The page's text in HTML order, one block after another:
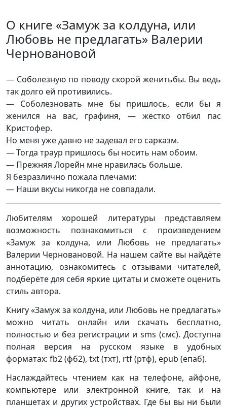
О книге «Замуж за колдуна, или
Любовь не предлагать» Валерии
Черновановой
— Соболезную по поводу скорой женитьбы. Вы ведь
так долго ей противились.
— Соболезновать мне бы пришлось, если бы я
женился на вас, графиня, — жёстко отбил пас
Кристофер.
Но меня уже давно не задевал его сарказм.
— Тогда траур пришлось бы носить нам обоим.
— Прежняя Лорейн мне нравилась больше.
Я безразлично пожала плечами:
— Наши вкусы никогда не совпадали.
Любителям хорошей литературы представляем
возможность познакомиться с произведением
«Замуж за колдуна, или Любовь не предлагать»
Валерии Черновановой. На нашем сайте вы найдёте
аннотацию, ознакомитесь с отзывами читателей,
подберёте для себя яркие цитаты и сможете оценить
стиль автора.
Книгу «Замуж за колдуна, или Любовь не предлагать»
можно читать онлайн или скачать бесплатно,
полностью и без регистрации и sms (смс). Доступна
полная версия на русском языке в удобных
форматах: fb2 (фб2), txt (тхт), rtf (ртф), epub (епаб).
Наслаждайтесь чтением как на телефоне, айфоне,
компьютере или электронной книге, так и на
планшетах и других устройствах. Где бы вы ни были